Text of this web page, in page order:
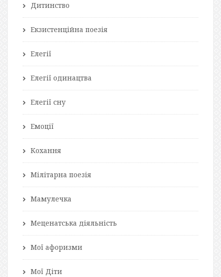
Дитинство
Екзистенційна поезія
Елегії
Елегії одинацтва
Елегії сну
Емоції
Кохання
Мілітарна поезія
Мамулечка
Меценатська діяльність
Мої афоризми
Мої Діти